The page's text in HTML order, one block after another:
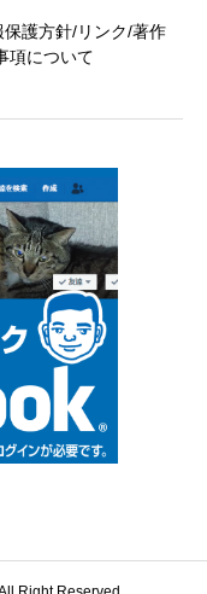
保護方針/リンク/著作
項について